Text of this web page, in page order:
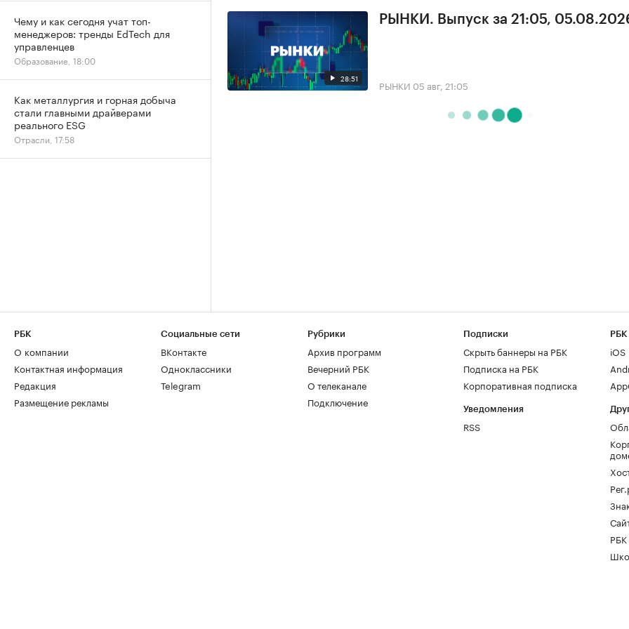
28:51
РЫНКИ. Выпуск за 21:05,
РЫНКИ 05 авг, 21:05
Чему и как сегодня учат топ-
менеджеров: тренды EdTech для
управленцев
Образование, 18:00
Как металлургия и горная добыча
стали главными драйверами
реального ESG
Отрасли, 17:58
РБК
О компании
Контактная информация
Редакция
Размещение рекламы
Социальные сети
ВКонтакте
Одноклассники
Telegram
Рубрики
Архив программ
Вечерний РБК
О телеканале
Подключение
Подписки
Скрыть баннеры на РБК
Подписка на РБК
Корпоративная подписка
Уведомления
RSS
РБК
iOS